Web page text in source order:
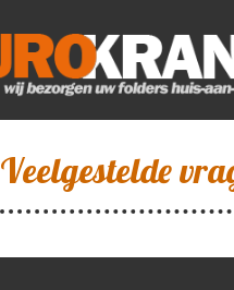
Veelgestelde